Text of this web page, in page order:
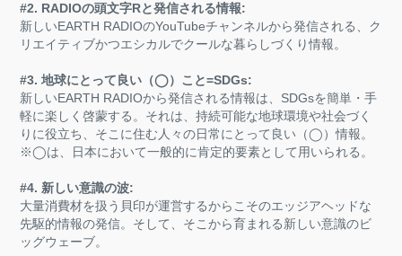
#2. RADIOの頭文字Rと発信される情報:
新しいEARTH RADIOのYouTubeチャンネルから発信される、ク
リエイティブかつエシカルでクールな暮らしづくり情報。
#3. 地球にとって良い（◯）こと=SDGs:
新しいEARTH RADIOから発信される情報は、SDGsを簡単・手
軽に楽しく啓蒙する。それは、持続可能な地球環境や社会づく
りに役立ち、そこに住む人々の日常にとって良い（◯）情報。
※◯は、日本において一般的に肯定的要素として用いられる。
#4. 新しい意識の波:
大量消費材を扱う貝印が運営するからこそのエッジアヘッドな
先駆的情報の発信。そして、そこから育まれる新しい意識のビ
ッグウェーブ。